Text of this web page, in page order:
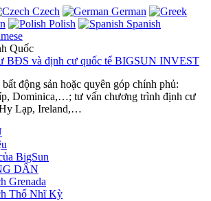
Czech
German
Polish
Spanish
BĐS và định cư quốc tế BIGSUN INVEST
động sản hoặc quyên góp chính phủ:
Dominica,…; tư vấn chương trình định cư
Lạp, Ireland,…
BigSun
DÂN
Grenada
Thổ Nhĩ Kỳ